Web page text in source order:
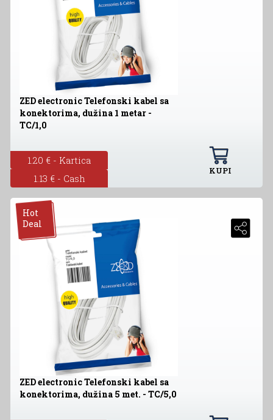
ZED electronic Telefonski kabel sa
konektorima, dužina 1 metar -
TC/1,0
1.20 € - Kartica
1.13 € - Cash
KUPI
Hot
Deal
ZED electronic Telefonski kabel sa
konektorima, dužina 5 met. - TC/5,0